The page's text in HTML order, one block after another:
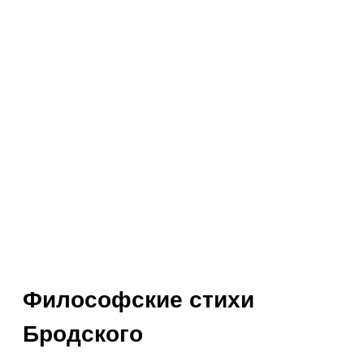
Философские стихи
Бродского